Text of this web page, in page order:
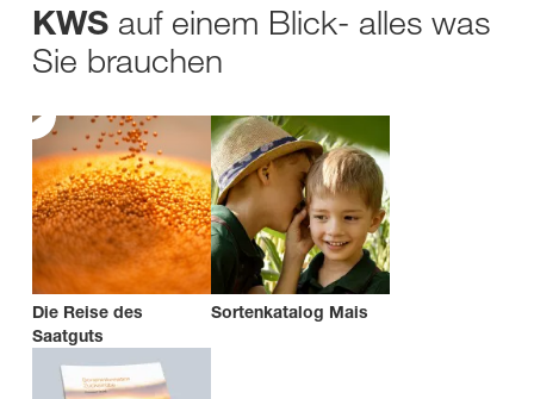
KWS auf einem Blick- alles was
Sie brauchen
Die Reise des
Saatguts
Sortenkatalog Mais